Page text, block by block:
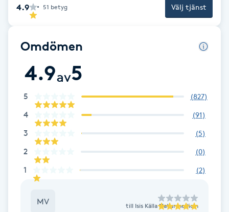
Face framing
Faceliftmassage
Fet hårbotten
Fettreducering
Fibromassage
4.9 51 betyg Välj tjänst
Omdömen
4.9av5
5 (827)
4 (91)
3 (5)
2 (0)
1 (2)
MV till Isis Källa Naturmedicin